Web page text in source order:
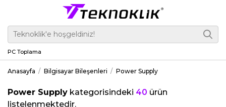
PC Toplama
Anasayfa Bilgisayar Bileşenleri Power Supply
Power Supply kategorisindeki 40 ürün
listelenmektedir.